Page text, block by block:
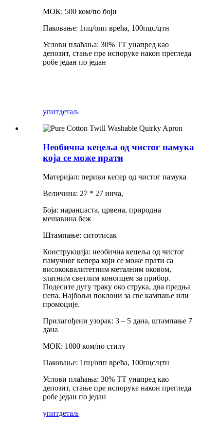
МОК: 500 ком/по боји
Паковање: 1пц/опп врећа, 100пцс/цтн
Услови плаћања: 30% ТТ унапред као
депозит, стање пре испоруке након прегледа
робе један по један
упитдетаљ
Необична кецеља од чистог памука
која се може прати
Материјал: периви кепер од чистог памука
Величина: 27 * 27 инча,
Боја: наранџаста, црвена, природна
мешавина беж
Штампање: ситотисак
Конструкција: необична кецеља од чистог
памучног кепера који се може прати са
висококвалитетним металним оковом,
златним светлим конопцем за прибор.
Подесите дугу траку око струка, два предња
џепа. Најбољи поклони за све кампање или
промоције.
Прилагођени узорак: 3 – 5 дана, штампање 7
дана
МОК: 1000 ком/по стилу
Паковање: 1пц/опп врећа, 100пцс/цтн
Услови плаћања: 30% ТТ унапред као
депозит, стање пре испоруке након прегледа
робе један по један
упитдетаљ